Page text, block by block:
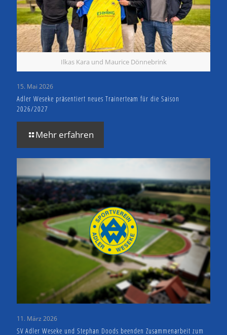
Ilkas Kara und Maurice Dönnebrink
15. Mai 2026
Adler Weseke präsentiert neues Trainerteam für die Saison
2026/2027
Mehr erfahren
11. März 2026
SV Adler Weseke und Stephan Doods beenden Zusammenarbeit zum